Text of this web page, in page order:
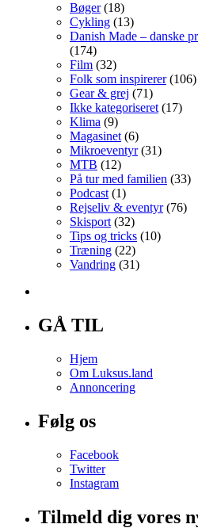
Bøger(18)
Cykling (13)
Danish Made – danske
(174)
Film (32)
Folk som inspirerer(106)
Gear & grej (71)
Ikke kategoriseret (17)
Klima (9)
Magasinet (6)
Mikroeventyr(31)
MTB (12)
På tur med familien (33)
Podcast (1)
Rejseliv & eventyr(76)
Skisport (32)
Tips og tricks (10)
Træning (22)
Vandring (31)
GÅ TIL
Hjem
Om Luksus.land
Annoncering
Følg os
Facebook
Twitter
Instagram
Tilmeld dig vores